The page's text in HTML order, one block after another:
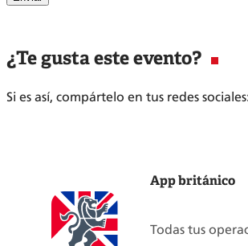
¿Te gusta este evento?
Si es así, compártelo en tus redes
App británico
Todas tus